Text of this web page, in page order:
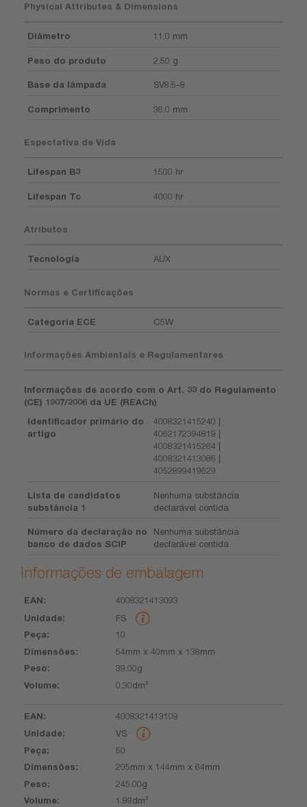
Physical Attributes & Dimensions
Diâmetro 11.0 mm
Peso do produto 2.50 g
Base da lâmpada SV8.5-8
Comprimento 36.0 mm
Espectativa de Vida
Lifespan B3 1500 hr
Lifespan Tc 4000 hr
Atributos
Tecnologia AUX
Normas e Certificações
Categoria ECE C5W
Informações Ambientais e Regulamentares
Informações de acordo com o Art. 33 do Regulamento
(CE) 1907/2006 da UE (REACh)
Identificador primário do
artigo
4008321415240 |
4062172394819 |
4008321415264 |
4008321413086 |
4052899419629
Lista de candidatos
substância 1
Nenhuma substância
declarável contida
Número da declaração no
banco de dados SCIP
Nenhuma substância
declarável contida
Informações de embalagem
EAN Peça Dimensões
4008321413093
FS
10
54mm x 40mm x 138mm
39.00g
0.30dm³
4008321413109
VS
50
205mm x 144mm x 64mm
245.00g
1.89dm³